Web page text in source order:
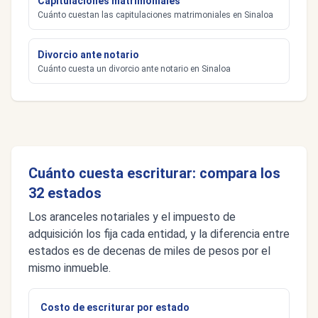
Cuánto cuestan las capitulaciones matrimoniales en Sinaloa
Divorcio ante notario
Cuánto cuesta un divorcio ante notario en Sinaloa
Cuánto cuesta escriturar: compara los
32 estados
Los aranceles notariales y el impuesto de
adquisición los fija cada entidad, y la diferencia entre
estados es de decenas de miles de pesos por el
mismo inmueble.
Costo de escriturar por estado